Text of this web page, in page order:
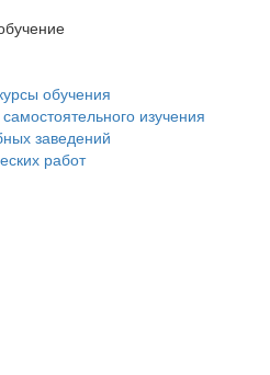
обучения
изучения
заведений
работ